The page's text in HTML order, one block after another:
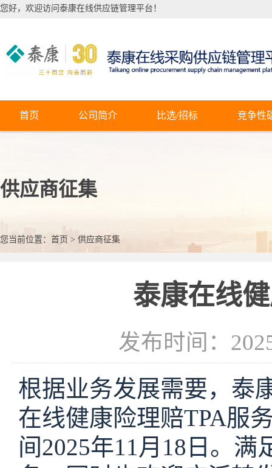
您好，欢迎访问泰康在线供应链管理平台！
首页 公司简介 比选/招标 竞争性
供应商征集
您当前位置： 首页 > 供应商征集
泰康在线
发布时间：
根据业务发展需要，泰
在线健康险理赔TPA服
间2025年11月 18 日。满